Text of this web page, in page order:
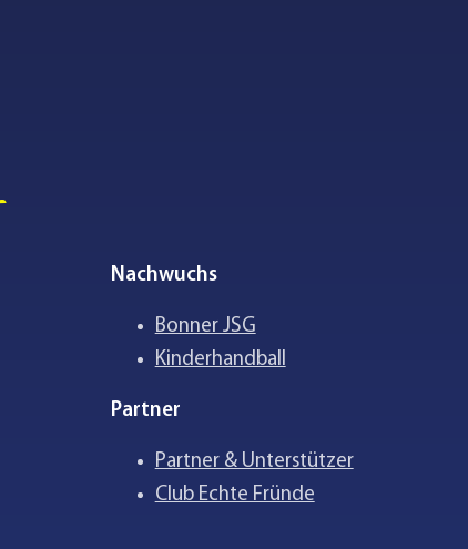
Nachwuchs
Bonner JSG
Kinderhandball
Partner
Partner & Unterstützer
Club Echte Fründe